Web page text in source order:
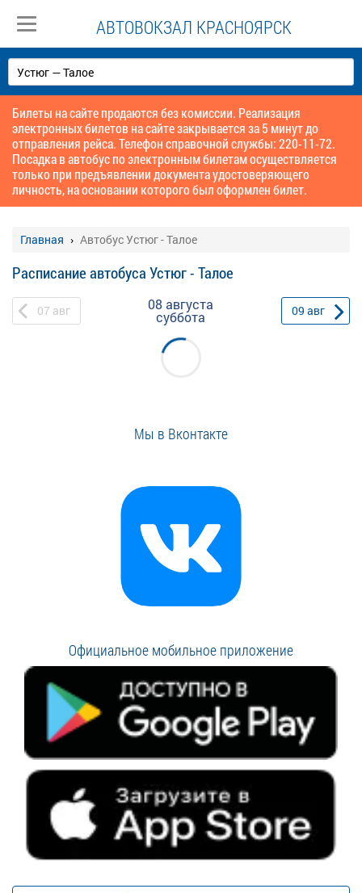
АВТОВОКЗАЛ КРАСНОЯРСК
Билеты на сайте продаются без комиссии. Реализация
электронных билетов на сайте закрывается за 5 минут до
отправления рейса. Телефон справочной службы: 220-11-72.
Посадка в автобус по электронным билетам осуществляется
только при предъявлении документа удостоверяющего
личность, на основании которого был оформлен билет.
Главная Автобус Устюг - Талое
Расписание автобуса Устюг - Талое
07 авг 08 августа
суббота 09 авг
Мы в Вконтакте
Официальное мобильное приложение